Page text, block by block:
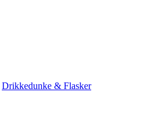
Drikkedunke & Flasker